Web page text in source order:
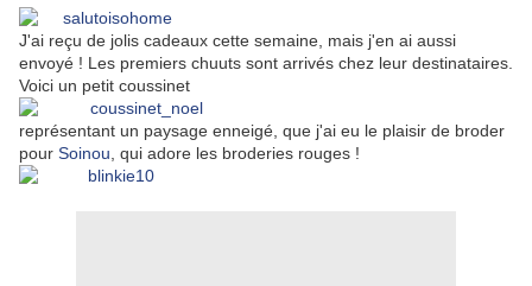
J'ai reçu de jolis cadeaux cette semaine, mais j'en ai aussi
envoyé ! Les premiers chuuts sont arrivés chez leur destinataires.
Voici un petit coussinet
représentant un paysage enneigé, que j'ai eu le plaisir de broder
pour Soinou , qui adore les broderies rouges !